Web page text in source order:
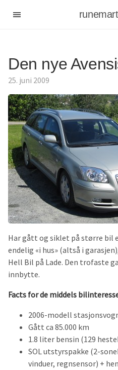
Den nye
25. juni 2009
Har gått og siklet på større bil
endelig «i hus» (altså i
Hell Bil på Lade. Den trofaste
innbytte.
Facts for de middels
2006-modell
Gått ca 85.000 km
1.8 liter bensin (129
SOL utstyrspakke (2-
vinduer, regnsensor) +